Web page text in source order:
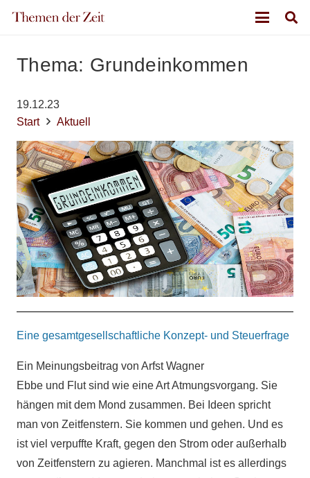
Thema: Grundeinkommen
19.12.23
Start
Aktuell
Eine gesamtgesellschaftliche Konzept- und Steuerfrage
Ein Meinungsbeitrag von Arfst Wagner
Ebbe und Flut sind wie eine Art Atmungsvorgang. Sie
hängen mit dem Mond zusammen. Bei Ideen spricht
man von Zeitfenstern. Sie kommen und gehen. Und es
ist viel verpuffte Kraft, gegen den Strom oder außerhalb
von Zeitfenstern zu agieren. Manchmal ist es allerdings